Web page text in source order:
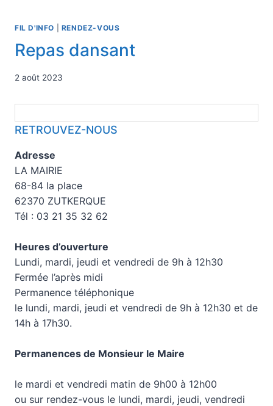
FIL D'INFO RENDEZ-VOUS
Repas dansant
2 août 2023
RETROUVEZ-NOUS
Adresse
LA MAIRIE
68-84 la place
62370 ZUTKERQUE
Tél : 03 21 35 32 62
Heures d’ouverture
Lundi, mardi, jeudi et vendredi de 9h à 12h30
Fermée l’après midi
Permanence téléphonique
le lundi, mardi, jeudi et vendredi de 9h à 12h30 et de
14h à 17h30.
Permanences de Monsieur le Maire
le mardi et vendredi matin de 9h00 à 12h00
ou sur rendez-vous le lundi, mardi, jeudi, vendredi